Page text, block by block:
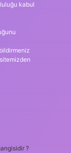
kabul
?